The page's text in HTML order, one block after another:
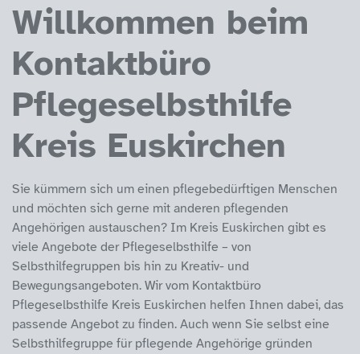
Willkommen beim
Kontaktbüro
Pflegeselbsthilfe
Kreis Euskirchen
Sie kümmern sich um einen pflegebedürftigen Menschen
und möchten sich gerne mit anderen pflegenden
Angehörigen austauschen? Im Kreis Euskirchen gibt es
viele Angebote der Pflegeselbsthilfe – von
Selbsthilfegruppen bis hin zu Kreativ- und
Bewegungsangeboten. Wir vom Kontaktbüro
Pflegeselbsthilfe Kreis Euskirchen helfen Ihnen dabei, das
passende Angebot zu finden. Auch wenn Sie selbst eine
Selbsthilfegruppe für pflegende Angehörige gründen